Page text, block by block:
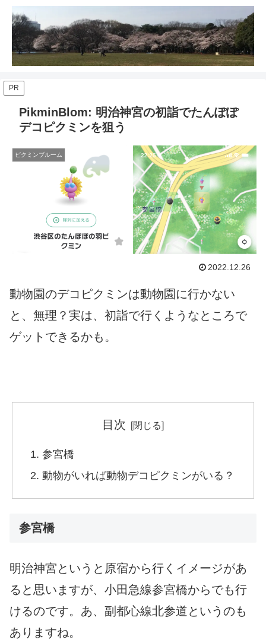
PR
PikminBlom: 明治神宮の初詣でたんぽぽ
デコピクミンを狙う
ピクミンブルーム
2022.12.26
動物園のデコピクミンは動物園に行かない
と、無理？実は、初詣で行くようなところで
ゲットできるかも。
目次
参宮橋
動物がいれば動物デコピクミンがいる？
参宮橋
明治神宮というと原宿から行くイメージがあ
ると思いますが、小田急線参宮橋からでも行
けるのです。あ、副都心線北参道というのも
ありますね。